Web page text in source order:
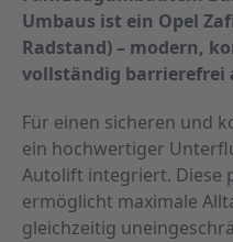
Umbaus ist ein Opel
Radstand) – modern,
vollständig barrierefrei
Für einen sicheren und
ein hochwertiger
Autolift integriert. Diese
ermöglicht maximale
gleichzeitig